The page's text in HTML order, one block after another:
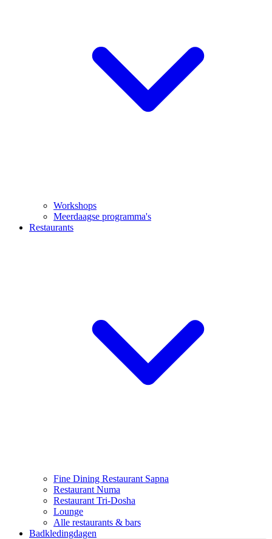
Workshops
Meerdaagse programma's
Restaurants
Fine Dining Restaurant Sapna
Restaurant Numa
Restaurant Tri-Dosha
Lounge
Alle restaurants & bars
Badkledingdagen